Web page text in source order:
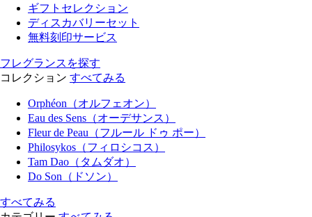
ギフトセレクション
ディスカバリーセット
無料刻印サービス
フレグランスを探す
コレクション すべてみる
Orphéon（オルフェオン）
Eau des Sens（オーデサンス）
Fleur de Peau（フルール ドゥ ポー）
Philosykos（フィロシコス）
Tam Dao（タムダオ）
Do Son（ドソン）
すべてみる